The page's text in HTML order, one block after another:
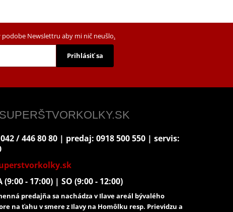
Newslettru aby mi nič neušlo.
Prihlásiť sa
/ 446 80 80 | predaj: 0918 500 550 | servis:
(9:00 - 17:00) | SO (9:00 - 12:00)
predajňa sa nachádza v Ilave areál bývalého
na ťahu v smere z Ilavy na Homôlku resp. Prievidzu a